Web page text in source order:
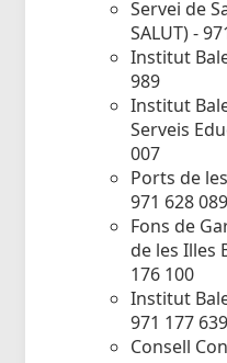
Servei de
SALUT) -
Institut
989
Institut
Serveis
007
Ports de
971 628 089
Fons de
de les Illes
176 100
Institut
971 177 639
Consell